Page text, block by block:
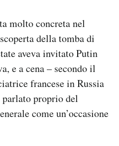
molto concreta nel
della tomba di
aveva invitato Putin
e a cena – secondo il
francese in Russia
proprio del
come un’occasione